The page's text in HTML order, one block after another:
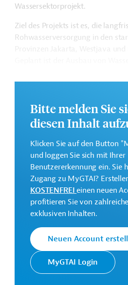
Wassersektorprojekt.
Ziel des Projekts ist es, die
Rohwasserversorgung in den
Wasseraufbereitungsanlagen
Übertragungsleitung, Planung
Projektmanagement.
Entwicklungsprojekt finden Sie
und im
bereitsteht.
GTAI informiert über die AIIB:
Regularien und praktische
Geschäftsanbahnung.
Gesamtkosten:
120 Millionen US-Dollar
Geberbeitrag:
120 Millionen US-Dollar
Bitte melden Sie
diesen Inhalt
Klicken Sie auf den Button
und loggen Sie sich mit Ihrer
Benutzererkennung ein. Sie
Zugang zu MyGTAI?
KOSTENFREIeinen neuen
profitieren Sie von
exklusiven Inhalten.
Neuen Account
MyGTAI Login